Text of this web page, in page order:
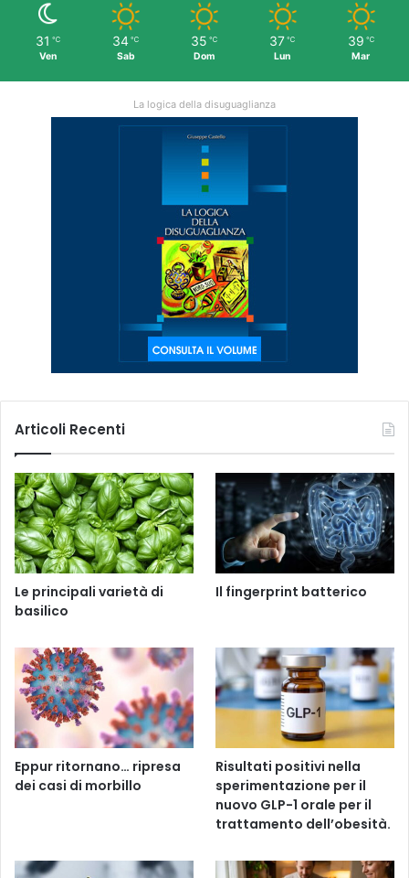
31 ℃
Ven
34 ℃
Sab
35 ℃
Dom
37 ℃
Lun
39 ℃
Mar
La logica della disuguaglianza
Articoli Recenti
Le principali varietà di
basilico
Il fingerprint batterico
Eppur ritornano… ripresa
dei casi di morbillo
Risultati positivi nella
sperimentazione per il
nuovo GLP-1 orale per il
trattamento dell’obesità.